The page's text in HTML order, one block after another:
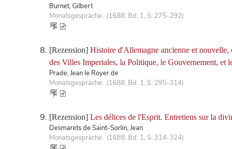
Burnet, Gilbert
Monatsgespräche. (1688, Bd. 1, S. 275-292)
[Rezension] Histoire d'Allemagne ancienne et nouvelle,
des Villes Imperiales, la Politique, le Gouvernement, et
Prade, Jean le Royer de
Monatsgespräche. (1688, Bd. 1, S. 295-314)
[Rezension] Les délices de l'Esprit. Entretiens sur la
Desmarets de Saint-Sorlin, Jean
Monatsgespräche. (1688, Bd. 1, S. 314-324)